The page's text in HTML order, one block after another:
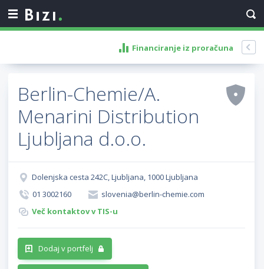
Financiranje iz proračuna
Berlin-Chemie/A.
Menarini Distribution
Ljubljana d.o.o.
Dolenjska cesta 242C, Ljubljana, 1000 Ljubljana
01 3002160
slovenia@berlin-chemie.com
Več kontaktov v TIS-u
Dodaj v portfelj